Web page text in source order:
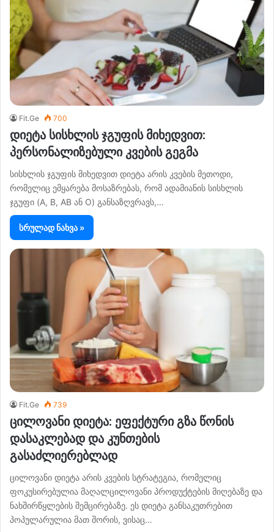
Fit.Ge 700
დიეტა სისხლის ჯგუფის მიხედვით:
პერსონალიზებული კვების გეგმა
სისხლის ჯგუფის მიხედვით დიეტა არის კვების მეთოდი,
რომელიც ემყარება მოსაზრებას, რომ ადამიანის სისხლის
ჯგუფი (A, B, AB ან O) განსაზღვრავს,…
სრულად ნახვა »
Fit.Ge 739
ცილოვანი დიეტა: ეფექტური გზა წონის
დასაკლებად და კუნთების
გასაძლიერებლად
ცილოვანი დიეტა არის კვების სტრატეგია, რომელიც
ფოკუსირებულია მაღალცილოვანი პროდუქტების მიღებაზე და
ნახშირწყლების შემცირებაზე. ეს დიეტა განსაკუთრებით
პოპულარულია მათ შორის, ვისაც…